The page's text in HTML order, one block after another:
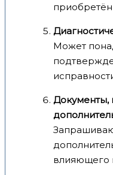
Может
Документы,
влияющего